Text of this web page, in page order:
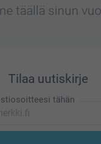
täällä sinun
Tilaa uutiskirje
tähän